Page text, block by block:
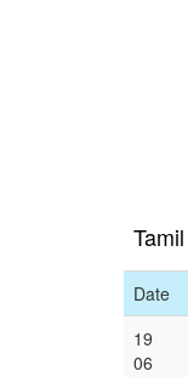
Date
19
06